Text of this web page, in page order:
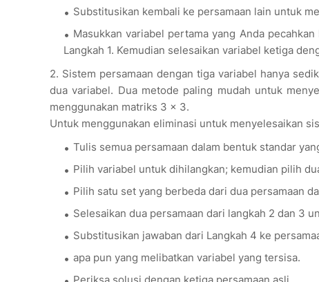
Substitusikan kembali ke persamaan lain untuk
Masukkan variabel pertama yang Anda
Langkah 1. Kemudian selesaikan variabel ketiga
2. Sistem persamaan dengan tiga variabel hanya
dua variabel. Dua metode paling mudah untuk
menggunakan matriks 3 × 3.
Untuk menggunakan eliminasi untuk menyelesaikan
Tulis semua persamaan dalam bentuk standar
Pilih variabel untuk dihilangkan; kemudian pilih
Pilih satu set yang berbeda dari dua persamaan
Selesaikan dua persamaan dari langkah 2 dan 3
Substitusikan jawaban dari Langkah 4 ke
apa pun yang melibatkan variabel yang tersisa.